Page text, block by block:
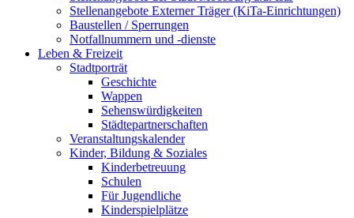
Stellenangebote Externer Träger (KiTa-Einrichtungen)
Baustellen / Sperrungen
Notfallnummern und -dienste
Leben & Freizeit
Stadtporträt
Geschichte
Wappen
Sehenswürdigkeiten
Städtepartnerschaften
Veranstaltungskalender
Kinder, Bildung & Soziales
Kinderbetreuung
Schulen
Für Jugendliche
Kinderspielplätze